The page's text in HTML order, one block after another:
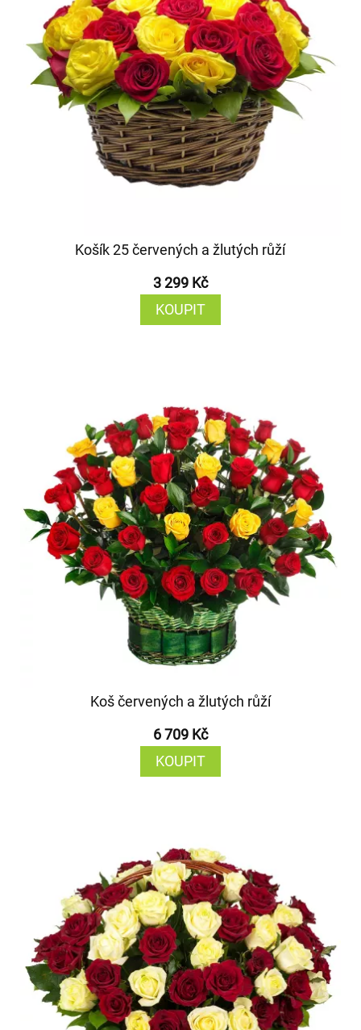
Košík 25 červených a žlutých růží
3 299 Kč
KOUPIT
Koš červených a žlutých růží
6 709 Kč
KOUPIT